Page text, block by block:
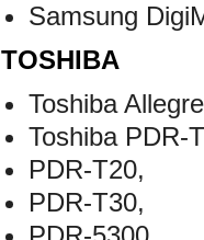
Samsung
TOSHIBA
Toshiba
Toshiba PDR-
PDR-T20,
PDR-T30,